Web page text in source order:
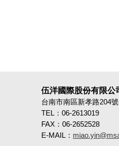
伍洋國際股份有限
台南市南區新孝路204
TEL：06-2613019
FAX：06-2652528
E-MAIL：